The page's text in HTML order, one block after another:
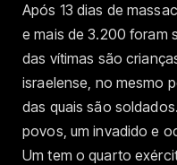
Após 13 dias de
e mais de 3.200 foram
das vítimas são
israelense, no mesmo
das quais são
povos, um invadido e
Um tem o quarto